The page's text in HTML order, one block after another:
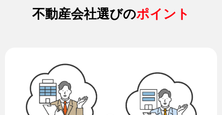
不動産会社選びのポイント